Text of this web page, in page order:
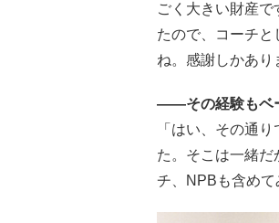
ごく大きい財産で
たので、コーチ
ね。感謝しかあり
――その経験もベ
「はい、その通
た。そこは一緒だ
チ、NPBも含めて